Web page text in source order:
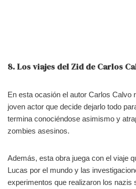
8. Los viajes del Zid deCarlos
En esta ocasión el autor Carlos Calvo
joven actor que decide dejarlo todo
termina conociéndose asimismo y
zombies asesinos.
Además, esta obra juega con el viaje
Lucas por el mundo y las
experimentos que realizaron los nazis